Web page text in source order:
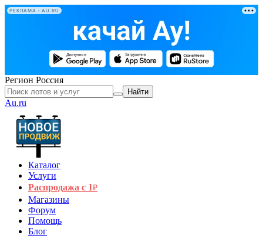
РЕКЛАМА • AU.RU
Регион Россия
Найти
Au.ru
Каталог
Услуги
Распродажа с 1₽
Магазины
Форум
Помощь
Блог